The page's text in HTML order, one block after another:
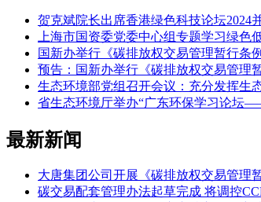
贺克斌院长出席香港绿色科技论坛2024
上海市国资委党委中心组专题学习绿色
国新办举行《碳排放权交易管理暂行条
预告：国新办举行《碳排放权交易管理
生态环境部党组召开会议：充分发挥生
省生态环境厅举办“广东环保学习论坛
最新新闻
大唐集团公司开展《碳排放权交易管理
碳交易配套管理办法起草完成 将调控